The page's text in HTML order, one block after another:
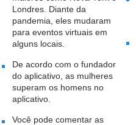
Londres. Diante da
pandemia, eles mudaram
para eventos virtuais em
alguns locais.
De acordo com o fundador
do aplicativo, as mulheres
superam os homens no
aplicativo.
Você pode comentar as